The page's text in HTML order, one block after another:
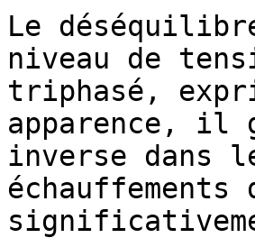
Le
niveau de
triphasé,
apparence, il
inverse dans